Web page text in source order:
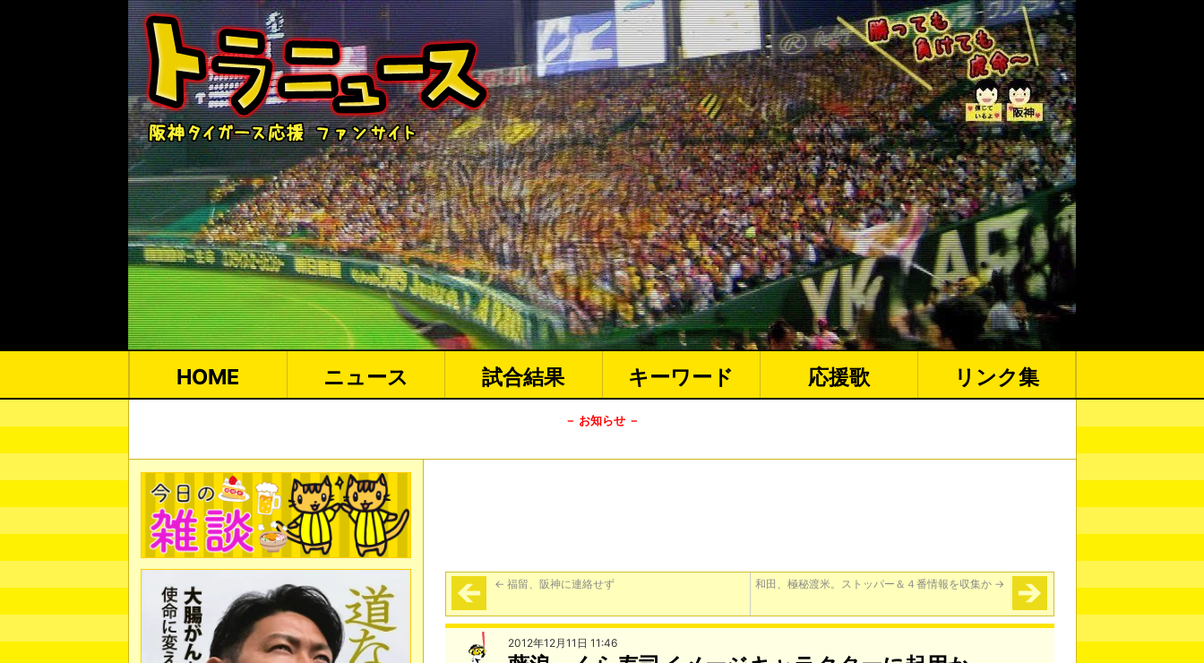
HOME ニュース 試合結果 キーワード 応援歌 リンク集
－ お知らせ －
← 福留、阪神に連絡せず 和田、極秘渡米。ストッパー＆４番情報を収集か →
2012年12月11日 11:46